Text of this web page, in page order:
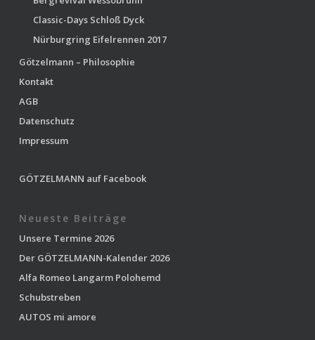
Classic-Days Schloß Dyck
Nürburgring Eifelrennen 2017
Götzelmann – Philosophie
Kontakt
AGB
Datenschutz
Impressum
GÖTZELMANN auf Facebook
Neueste Beiträge
Unsere Termine 2026
Der GÖTZELMANN-Kalender 2026
Alfa Romeo Langarm Polohemd
Schubstreben
AUTOS mi amore